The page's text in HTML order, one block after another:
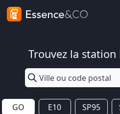
Trouvez la
GO E10 SP95